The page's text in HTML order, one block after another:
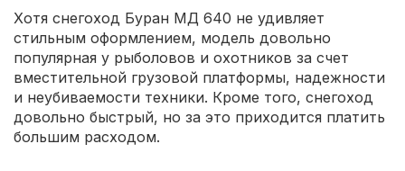
Хотя снегоход Буран МД 640 не удивляет
стильным оформлением, модель довольно
популярная у рыболовов и охотников за счет
вместительной грузовой платформы, надежности
и неубиваемости техники. Кроме того, снегоход
довольно быстрый, но за это приходится платить
большим расходом.